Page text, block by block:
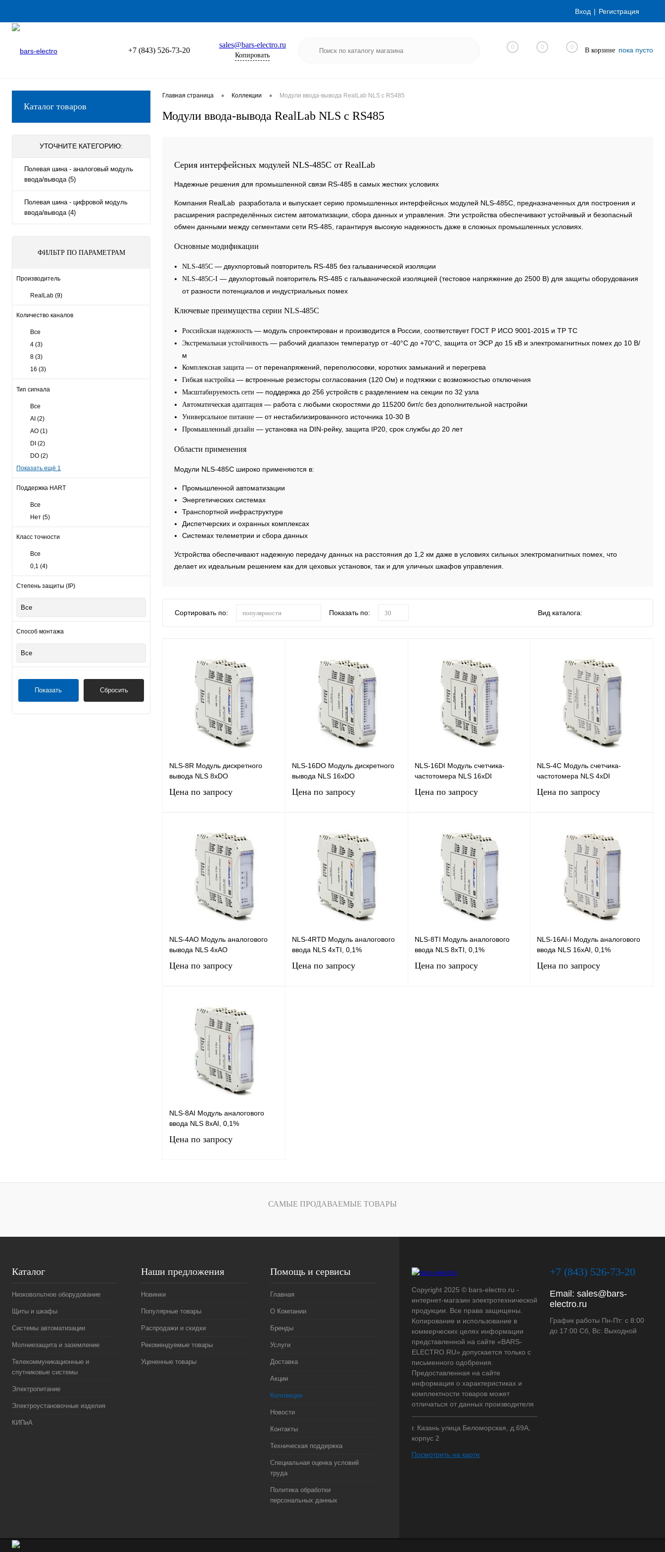
Вход Регистрация
+7 (843) 526-73-20
sales@bars-electro.ru
Копировать
0 0 0 В корзине пока пусто
Каталог товаров
УТОЧНИТЕ КАТЕГОРИЮ:
Полевая шина - аналоговый модуль
ввода/вывода (5)
Полевая шина - цифровой модуль
ввода/вывода (4)
ФИЛЬТР ПО ПАРАМЕТРАМ
Производитель
RealLab (9)
Количество каналов
Все
4 (3)
8 (3)
16 (3)
Тип сигнала
Все
AI (2)
AO (1)
DI (2)
DO (2)
Показать ещё 1
Поддержка HART
Все
Нет (5)
Класс точности
Все
0,1 (4)
Степень защиты (IP)
Все
Способ монтажа
Все
Показать Сбросить
Главная страница • Коллекции • Модули ввода-вывода RealLab NLS с RS485
Модули ввода-вывода RealLab NLS с RS485
Серия интерфейсных модулей NLS-485C от RealLab
Надежные решения для промышленной связи RS-485 в самых жестких условиях
Компания RealLab разработала и выпускает серию промышленных интерфейсных модулей NLS-485C, предназначенных для построения и
расширения распределённых систем автоматизации, сбора данных и управления. Эти устройства обеспечивают устойчивый и безопасный
обмен данными между сегментами сети RS-485, гарантируя высокую надежность даже в сложных промышленных условиях.
Основные модификации
NLS-485C — двухпортовый повторитель RS-485 без гальванической изоляции
NLS-485C-I — двухпортовый повторитель RS-485 с гальванической изоляцией (тестовое напряжение до 2500 В) для защиты оборудования
от разности потенциалов и индустриальных помех
Ключевые преимущества серии NLS-485C
Российская надежность — модуль спроектирован и производится в России, соответствует ГОСТ Р ИСО 9001-2015 и ТР ТС
Экстремальная устойчивость — рабочий диапазон температур от -40°C до +70°C, защита от ЭСР до 15 кВ и электромагнитных помех до 10 В/
м
Комплексная защита — от перенапряжений, переполюсовки, коротких замыканий и перегрева
Гибкая настройка — встроенные резисторы согласования (120 Ом) и подтяжки с возможностью отключения
Масштабируемость сети — поддержка до 256 устройств с разделением на секции по 32 узла
Автоматическая адаптация — работа с любыми скоростями до 115200 бит/с без дополнительной настройки
Универсальное питание — от нестабилизированного источника 10-30 В
Промышленный дизайн — установка на DIN-рейку, защита IP20, срок службы до 20 лет
Области применения
Модули NLS-485C широко применяются в:
Промышленной автоматизации
Энергетических системах
Транспортной инфраструктуре
Диспетчерских и охранных комплексах
Системах телеметрии и сбора данных
Устройства обеспечивают надежную передачу данных на расстояния до 1,2 км даже в условиях сильных электромагнитных помех, что
делает их идеальным решением как для цеховых установок, так и для уличных шкафов управления.
Сортировать по: популярности Показать по: 30 Вид каталога:
NLS-8R Модуль дискретного
вывода NLS 8хDO
Цена по запросу
Запросить цену
Купить в 1 клик Сравнение
В избранное Под заказ
NLS-16DO Модуль дискретного
вывода NLS 16хDO
Цена по запросу
Запросить цену
Купить в 1 клик Сравнение
В избранное Под заказ
NLS-16DI Mодуль счетчика-
частотомера NLS 16хDI
Цена по запросу
Запросить цену
Купить в 1 клик Сравнение
В избранное Под заказ
NLS-4C Mодуль счетчика-
частотомера NLS 4хDI
Цена по запросу
Запросить цену
Купить в 1 клик Сравнение
В избранное Под заказ
NLS-4AO Модуль аналогового
вывода NLS 4хAO
Цена по запросу
Запросить цену
Купить в 1 клик Сравнение
В избранное
NLS-4RTD Модуль аналогового
ввода NLS 4хTI, 0,1%
Цена по запросу
NLS-8TI Модуль аналогового
ввода NLS 8хTI, 0,1%
Цена по запросу
NLS-16AI-I Модуль аналогового
ввода NLS 16хAI, 0,1%
Цена по запросу
NLS-8AI Модуль аналогового
ввода NLS 8хAI, 0,1%
Цена по запросу
САМЫЕ ПРОДАВАЕМЫЕ ТОВАРЫ
Каталог
Низковольтное оборудование
Щиты и шкафы
Системы автоматизации
Молниезащита и заземление
Телекоммуникационные и
спутниковые системы
Электропитание
Электроустановочные изделия
КИПиА
Наши предложения
Новинки
Популярные товары
Распродажи и скидки
Рекомендуемые товары
Уцененные товары
Помощь и сервисы
Главная
О Компании
Бренды
Услуги
Доставка
Акции
Коллекции
Новости
Контакты
Техническая поддержка
Специальная оценка условий
труда
Политика обработки
персональных данных
Copyright 2025 © bars-electro.ru -
интернет-магазин электротехнической
продукции. Все права защищены.
Копирование и использование в
коммерческих целях информации
представленной на сайте «BARS-
ELECTRO.RU» допускается только с
письменного одобрения.
Предоставленная на сайте
информация о характеристиках и
комплектности товаров может
отличаться от данных производителя
г. Казань улица Беломорская, д.69А,
корпус 2
Посмотреть на карте
+7 (843) 526-73-20
Email: sales@bars-
electro.ru
График работы Пн-Пт: с 8:00
до 17:00 Сб, Вс: Выходной